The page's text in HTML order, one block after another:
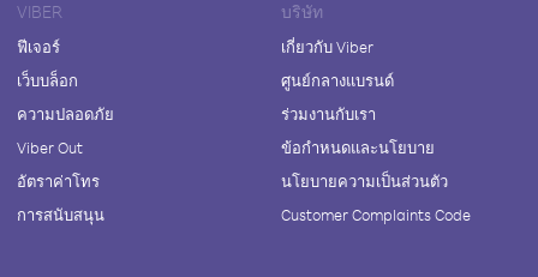
VIBER
ฟีเจอร์
เว็บบล็อก
ความปลอดภัย
Viber Out
อัตราค่าโทร
การสนับสนุน
บริษัท
เกี่ยวกับ Viber
ศูนย์กลางแบรนด์
ร่วมงานกับเรา
ข้อกำหนดและนโยบาย
นโยบายความเป็นส่วนตัว
Customer Complaints Code